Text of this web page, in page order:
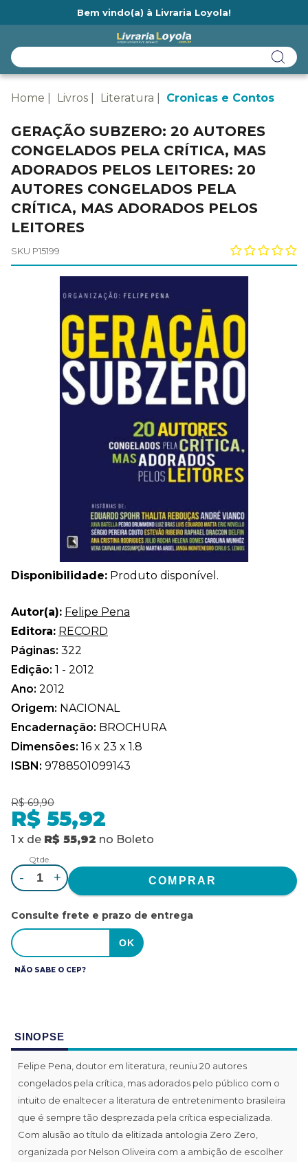
Bem vindo(a) à Livraria Loyola!
Home Livros Literatura Cronicas e Contos
GERAÇÃO SUBZERO: 20 AUTORES
CONGELADOS PELA CRÍTICA, MAS
ADORADOS PELOS LEITORES: 20
AUTORES CONGELADOS PELA
CRÍTICA, MAS ADORADOS PELOS
LEITORES
SKU P15199
Disponibilidade: Produto disponível.
Autor(a): Felipe Pena
Editora: RECORD
Páginas: 322
Edição: 1 - 2012
Ano: 2012
Origem: NACIONAL
Encadernação: BROCHURA
Dimensões: 16 x 23 x 1.8
ISBN: 9788501099143
R$ 69,90
R$ 55,92
1 x de R$ 55,92 no Boleto
Qtde.
- +
Consulte frete e prazo de entrega
NÃO SABE O CEP?
SINOPSE
Felipe Pena, doutor em literatura, reuniu 20 autores
congelados pela crítica, mas adorados pelo público com o
intuito de enaltecer a literatura de entretenimento brasileira
que é sempre tão desprezada pela crítica especializada.
Com alusão ao título da elitizada antologia Zero Zero,
organizada por Nelson Oliveira com a ambição de escolher